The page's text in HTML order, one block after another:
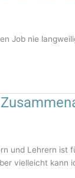
Job nie
und Lehrern ist
vielleicht kann